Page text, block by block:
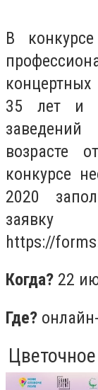
В
35 лет и
возрасте
конкурсе
2020
https://
Когда? 22
Где?